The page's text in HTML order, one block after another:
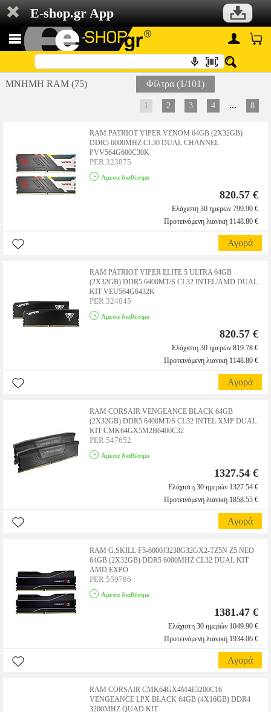
E-shop.gr App
ΜΝΗΜΗ RAM (75) Φίλτρα (1/101)
1 2 3 4 ... 8
RAM PATRIOT VIPER VENOM 64GB (2X32GB)
DDR5 6000MHZ CL30 DUAL CHANNEL
PVV564G600C30K
PER.323875
Αμεσα διαθέσιμο
820.57 €
Ελάχιστη 30 ημερών 799.90 €
Προτεινόμενη λιανική 1148.80 €
Αγορά
RAM PATRIOT VIPER ELITE 5 ULTRA 64GB
(2X32GB) DDR5 6400MT/S CL32 INTEL/AMD DUAL
KIT VEU564G6432K
PER.324045
Αμεσα διαθέσιμο
820.57 €
Ελάχιστη 30 ημερών 819.78 €
Προτεινόμενη λιανική 1148.80 €
Αγορά
RAM CORSAIR VENGEANCE BLACK 64GB
(2X32GB) DDR5 6400MT/S CL32 INTEL XMP DUAL
KIT CMK64GX5M2B6400C32
PER.547652
Αμεσα διαθέσιμο
1327.54 €
Ελάχιστη 30 ημερών 1327.54 €
Προτεινόμενη λιανική 1858.55 €
Αγορά
RAM G.SKILL F5-6000J3238G32GX2-TZ5N Z5 NEO
64GB (2X32GB) DDR5 6000MHZ CL32 DUAL KIT
AMD EXPO
PER.559786
Αμεσα διαθέσιμο
1381.47 €
Ελάχιστη 30 ημερών 1049.90 €
Προτεινόμενη λιανική 1934.06 €
Αγορά
RAM CORSAIR CMK64GX4M4E3200C16
VENGEANCE LPX BLACK 64GB (4X16GB) DDR4
3200MHZ QUAD KIT